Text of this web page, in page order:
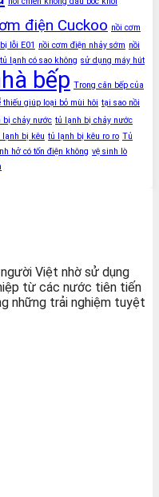
điện Cuckoo nồi cơm
lỗi E01 nồi cơm điện nhảy sớm nồi
lạnh có sao không sử dụng máy hút
bếp Trong căn bếp của
giúp loại bỏ mùi hôi tại sao nồi
bị chảy nước tủ lạnh bị chảy nước
lạnh bị kêu tủ lạnh bị kêu ro ro Tủ
hở có tốn điện không vệ sinh lò
Việt nhờ sử dụng
từ các nước tiên tiến
những trải nghiệm tuyệt